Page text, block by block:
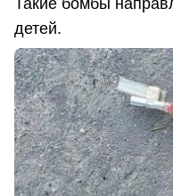
детей.